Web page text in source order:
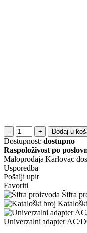
Dodaj u
Dostupnost: dostupno
Raspoloživost po
Maloprodaja Karlovac
Usporedba
Pošalji upit
Favoriti
Šifra
Univerzalni adapter AC/